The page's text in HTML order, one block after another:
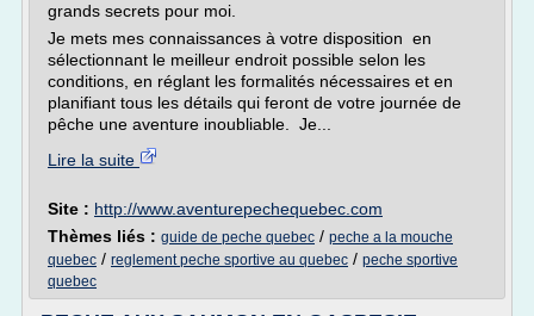
grands secrets pour moi.
Je mets mes connaissances à votre disposition en
sélectionnant le meilleur endroit possible selon les
conditions, en réglant les formalités nécessaires et en
planifiant tous les détails qui feront de votre journée de
pêche une aventure inoubliable. Je...
Lire la suite
Site : http://www.aventurepechequebec.com
Thèmes liés : guide de peche quebec / peche a la mouche
quebec / reglement peche sportive au quebec / peche sportive
quebec